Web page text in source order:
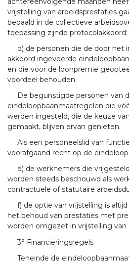
vrijstelling van arbeidsprestaties
bepaald in de collectieve
toepassing zijnde protocolakkoord;
d) de personen die de door het
akkoord ingevoerde
en die voor de loonpremie
voordeel behouden.
De begunstigde personen van
eindeloopbaanmaatregelen die
werden ingesteld, die de keuze
gemaakt, blijven ervan genieten.
Als een personeelslid van
voorafgaand recht op de
e) de werknemers die
worden steeds beschouwd als
contractuele of statutaire
f) de optie van vrijstelling is
het behoud van prestaties met
worden omgezet in vrijstelling van
3° Financieringsregels
Teneinde de